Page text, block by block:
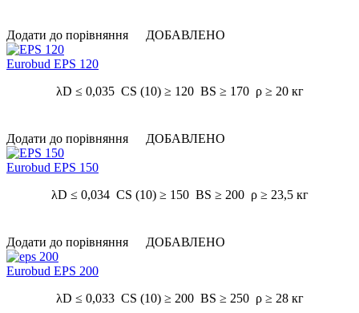
Додати до порівняння ДОБАВЛЕНО
Eurobud EPS 120
λD ≤ 0,035 CS (10) ≥ 120 BS ≥ 170 ρ ≥ 20 кг
Додати до порівняння ДОБАВЛЕНО
Eurobud EPS 150
λD ≤ 0,034 CS (10) ≥ 150 BS ≥ 200 ρ ≥ 23,5 кг
Додати до порівняння ДОБАВЛЕНО
Eurobud EPS 200
λD ≤ 0,033 CS (10) ≥ 200 BS ≥ 250 ρ ≥ 28 кг